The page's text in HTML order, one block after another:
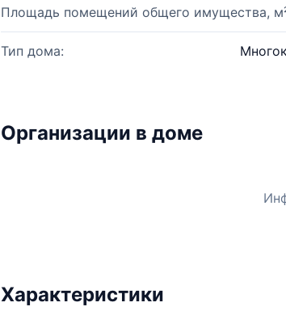
Площадь помещений общего имущества,
Тип дома:
Организации в доме
Характеристики